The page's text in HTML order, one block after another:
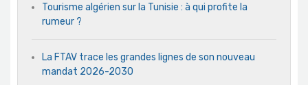
Tourisme algérien sur la Tunisie : à qui profite la
rumeur ?
La FTAV trace les grandes lignes de son nouveau
mandat 2026-2030